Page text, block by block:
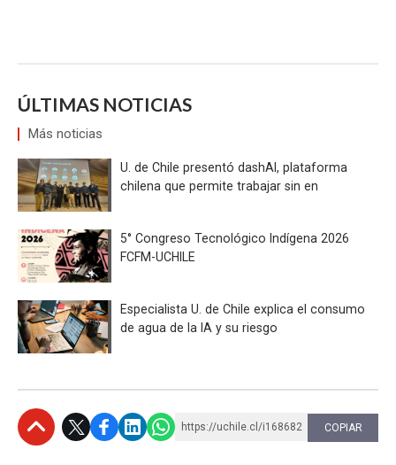
ÚLTIMAS NOTICIAS
Más noticias
U. de Chile presentó dashAI, plataforma
chilena que permite trabajar sin en
5° Congreso Tecnológico Indígena 2026
FCFM-UCHILE
Especialista U. de Chile explica el consumo
de agua de la IA y su riesgo
https://uchile.cl/i168682 COPIAR